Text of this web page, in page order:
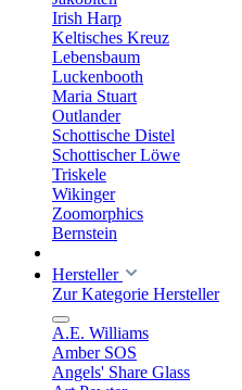
Irish Harp
Keltisches Kreuz
Lebensbaum
Luckenbooth
Maria Stuart
Outlander
Schottische Distel
Schottischer Löwe
Triskele
Wikinger
Zoomorphics
Bernstein
Hersteller
Zur Kategorie Hersteller
A.E. Williams
Amber SOS
Angels' Share Glass